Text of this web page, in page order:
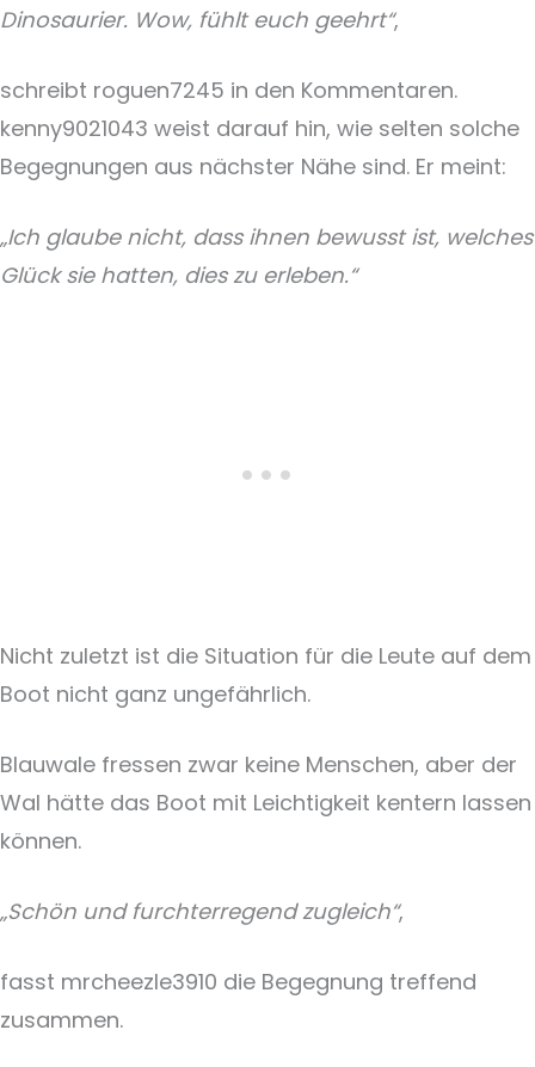
Dinosaurier. Wow, fühlt euch geehrt“,
schreibt roguen7245 in den Kommentaren.
kenny9021043 weist darauf hin, wie selten solche
Begegnungen aus nächster Nähe sind. Er meint:
„Ich glaube nicht, dass ihnen bewusst ist, welches
Glück sie hatten, dies zu erleben.“
Nicht zuletzt ist die Situation für die Leute auf dem
Boot nicht ganz ungefährlich.
Blauwale fressen zwar keine Menschen, aber der
Wal hätte das Boot mit Leichtigkeit kentern lassen
können.
„Schön und furchterregend zugleich“,
fasst mrcheezle3910 die Begegnung treffend
zusammen.